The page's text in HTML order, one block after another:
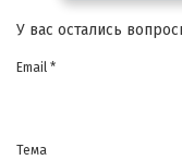
У вас остались
Email *
Тема